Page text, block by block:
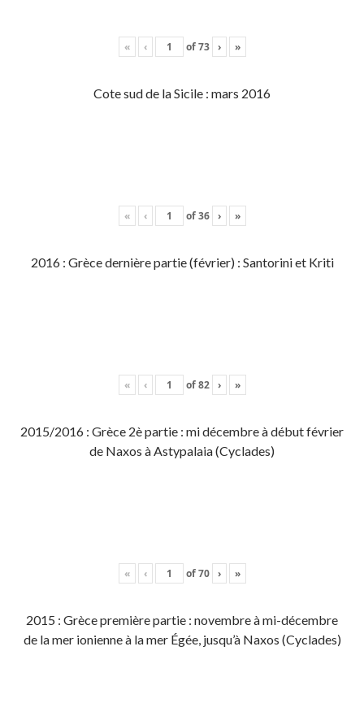
« ‹ of73 › »
Cote sud de la Sicile : mars 2016
« ‹ of36 › »
2016 : Grèce dernière partie (février) : Santorini et Kriti
« ‹ of82 › »
2015/2016 : Grèce 2è partie : mi décembre à début février
de Naxos à Astypalaia (Cyclades)
« ‹ of70 › »
2015 : Grèce première partie : novembre à mi-décembre
de la mer ionienne à la mer Égée, jusqu’à Naxos (Cyclades)